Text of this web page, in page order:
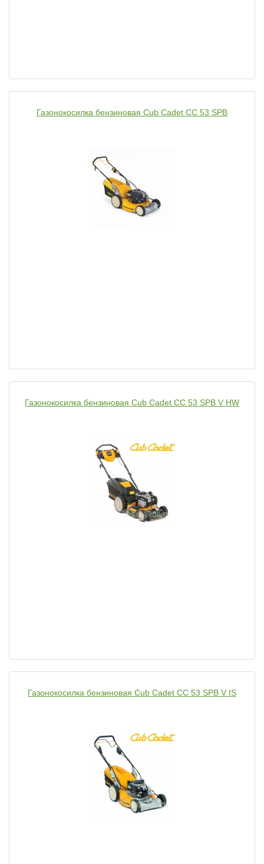
Газонокосилка бензиновая Cub Cadet CC 53 SPB
Газонокосилка бензиновая Cub Cadet CC 53 SPB V HW
Газонокосилка бензиновая Cub Cadet CC 53 SPB V IS